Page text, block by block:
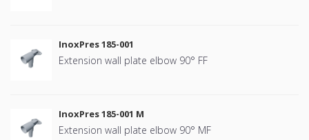
InoxPres 185-001
Extension wall plate elbow 90° FF
InoxPres 185-001 M
Extension wall plate elbow 90° MF